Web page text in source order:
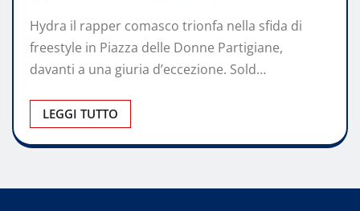
Hydra il rapper comasco trionfa nella sfida di
freestyle in Piazza delle Donne Partigiane,
davanti a una giuria d’eccezione. Sold…
LEGGI TUTTO